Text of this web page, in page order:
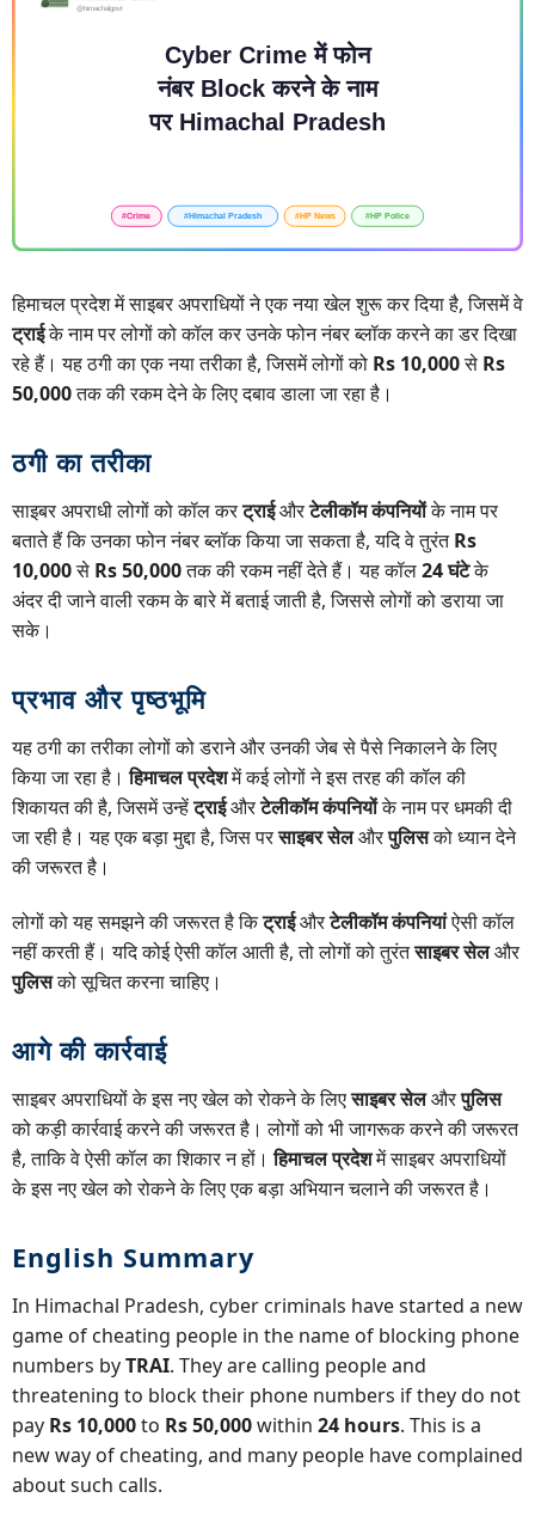
हिमाचल प्रदेश में साइबर अपराधियों ने एक नया खेल शुरू कर दिया है, जिसमें वे
ट्राईके नाम पर लोगों को कॉल कर उनके फोन नंबर ब्लॉक करने का डर दिखा
रहे हैं। यह ठगी का एक नया तरीका है, जिसमें लोगों को Rs 10,000से Rs
50,000तक की रकम देने के लिए दबाव डाला जा रहा है।
ठगी का तरीका
साइबर अपराधी लोगों को कॉल करट्राईऔरटेलीकॉम कंपनियोंके नाम पर
बताते हैं कि उनका फोन नंबर ब्लॉक किया जा सकता है, यदि वे तुरंतRs
10,000से Rs 50,000तक की रकम नहीं देते हैं। यह कॉल24 घंटेके
अंदर दी जाने वाली रकम के बारे में बताई जाती है, जिससे लोगों को डराया जा
सके।
प्रभाव और पृष्ठभूमि
यह ठगी का तरीका लोगों को डराने और उनकी जेब से पैसे निकालने के लिए
किया जा रहा है।हिमाचल प्रदेशमें कई लोगों ने इस तरह की कॉल की
शिकायत की है, जिसमें उन्हेंट्राईऔरटेलीकॉम कंपनियोंके नाम पर धमकी दी
जा रही है। यह एक बड़ा मुद्दा है, जिस परसाइबर सेलऔरपुलिसको ध्यान देने
की जरूरत है।
लोगों को यह समझने की जरूरत है किट्राईऔरटेलीकॉम कंपनियांऐसी कॉल
नहीं करती हैं। यदि कोई ऐसी कॉल आती है, तो लोगों को तुरंतसाइबर सेलऔर
पुलिसको सूचित करना चाहिए।
आगे की कार्रवाई
साइबर अपराधियों के इस नए खेल को रोकने के लिएसाइबर सेलऔरपुलिस
को कड़ी कार्रवाई करने की जरूरत है। लोगों को भी जागरूक करने की जरूरत
है, ताकि वे ऐसी कॉल का शिकार न हों।हिमाचल प्रदेशमें साइबर अपराधियों
के इस नए खेल को रोकने के लिए एक बड़ा अभियान चलाने की जरूरत है।
English Summary
In Himachal Pradesh, cyber criminals have started a new
game of cheating people in the name of blocking phone
numbers byTRAI. They are calling people and
threatening to block their phone numbers if they do not
pay Rs 10,000to Rs 50,000within 24 hours. This is a
new way of cheating, and many people have complained
about such calls.